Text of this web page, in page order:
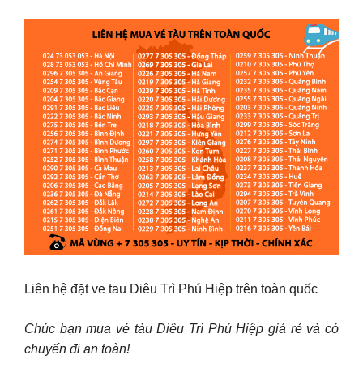
Liên hệ đặt ve tau Diêu Trì Phú Hiệp trên toàn quốc
Chúc bạn mua vé tàu Diêu Trì Phú Hiệp giá rẻ và có
chuyến đi an toàn!